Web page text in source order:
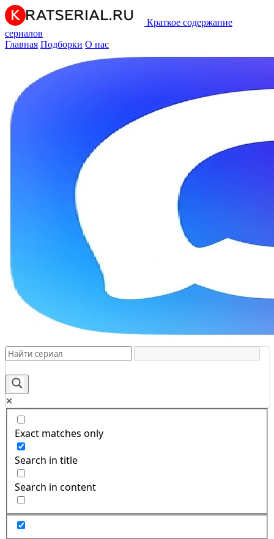
Краткое содержание
сериалов
Главная Подборки О нас
Exact matches only
Search in title
Search in content